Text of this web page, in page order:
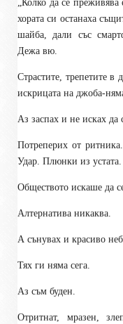
„Колко да се
хората си останаха
шайба, дали със
Дежа вю.
Страстите, трепетите в
искрицата на джоба-
Аз заспах и не исках да
Потреперих от
Удар. Плюнки из
Обществото искаше да
Алтернатива никаква.
А сънувах и красиво
Тях ги няма сега.
Аз съм буден.
Отритнат, мразен,